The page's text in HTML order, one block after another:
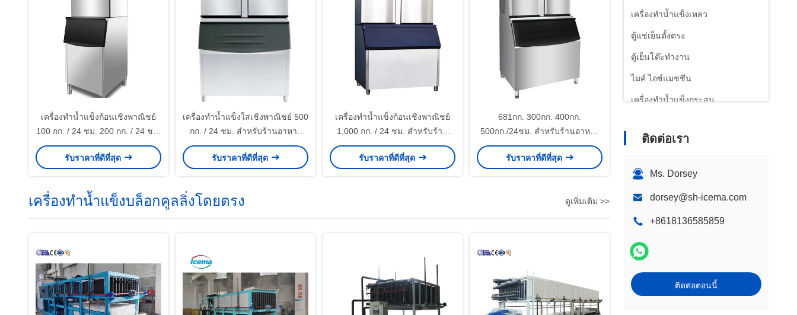
เครื่องทำน้ำแข็งเหลว
ตู้แช่เย็นตั้งตรง
ตู้เย็นโต๊ะทำงาน
ไมค์ ไอซ์แมชชีน
เครื่องทำน้ำแข็งกระสุน
ติดต่อเรา
Ms. Dorsey
dorsey@sh-icema.com
+8618136585859
ติดต่อตอนนี้
เครื่องทำน้ำแข็งก้อนเชิงพาณิชย์
100 กก. / 24 ชม. 200 กก. / 24 ชม.
400 กก. / 24 ชม. 500 กก. / 24 ชม.
สำหรับกาแฟ / บาร์ / โรงแรม /
รับราคาที่ดีที่สุด
เครื่องทำน้ำแข็งใสเชิงพาณิชย์ 500
กก. / 24 ชม. สำหรับร้านอาหาร
เครื่องดื่มร้านกาแฟโรงแรม
รับราคาที่ดีที่สุด
เครื่องทำน้ำแข็งก้อนเชิงพาณิชย์
1,000 กก. / 24 ชม. สำหรับร้าน
อาหารเครื่องดื่มโรงแรมคอฟฟี่บาร์
รับราคาที่ดีที่สุด
681กก. 300กก. 400กก.
500กก./24ชม. สำหรับร้านอาหาร
เครื่องดื่ม โรงแรม คอฟฟี่บาร์
รับราคาที่ดีที่สุด
เครื่องทำน้ำแข็งบล็อกคูลลิ่งโดยตรง ดูเพิ่มเติม >>